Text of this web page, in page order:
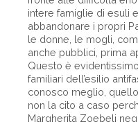
intere famiglie di esuli
abbandonare i propri
le donne, le mogli,
anche pubblici, prima
Questo è
familiari dell’esilio
conosco meglio,
non la cito a caso
Margherita Zoebeli